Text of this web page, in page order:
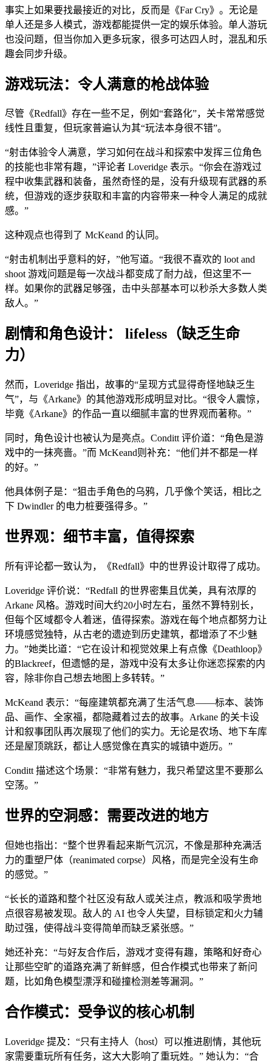
事实上如果要找最接近的对比，反而是《Far Cry》。无论是
单人还是多人模式，游戏都能提供一定的娱乐体验。单人游玩
也没问题，但当你加入更多玩家，很多可达四人时，混乱和乐
趣会同步升级。
游戏玩法：令人满意的枪战体验
尽管《Redfall》存在一些不足，例如“套路化”，关卡常常感觉
线性且重复，但玩家普遍认为其“玩法本身很不错”。
“射击体验令人满意，学习如何在战斗和探索中发挥三位角色
的技能也非常有趣，”评论者 Loveridge 表示。“你会在游戏过
程中收集武器和装备，虽然奇怪的是，没有升级现有武器的系
统，但游戏的逐步获取和丰富的内容带来一种令人满足的成就
感。”
这种观点也得到了 McKeand 的认同。
“射击机制出乎意料的好，”他写道。“我很不喜欢的 loot and
shoot 游戏问题是每一次战斗都变成了耐力战，但这里不一
样。如果你的武器足够强，击中头部基本可以秒杀大多数人类
敌人。”
剧情和角色设计： lifeless（缺乏生命
力）
然而，Loveridge 指出，故事的“呈现方式显得奇怪地缺乏生
气”，与《Arkane》的其他游戏形成明显对比。“很令人震惊，
毕竟《Arkane》的作品一直以细腻丰富的世界观而著称。”
同时，角色设计也被认为是亮点。Conditt 评价道：“角色是游
戏中的一抹亮啬。”而 McKeand则补充：“他们并不都是一样
的好。”
他具体例子是：“狙击手角色的乌鸦，几乎像个笑话，相比之
下 Dwindler 的电力桩要强得多。”
世界观：细节丰富，值得探索
所有评论都一致认为，《Redfall》中的世界设计取得了成功。
Loveridge 评价说：“Redfall 的世界密集且优美，具有浓厚的
Arkane 风格。游戏时间大约20小时左右，虽然不算特别长，
但每个区域都令人着迷，值得探索。游戏在每个地点都努力让
环境感觉独特，从古老的遗迹到历史建筑，都增添了不少魅
力。”她类比道：“它在设计和视觉效果上有点像《Deathloop》
的Blackreef，但遗憾的是，游戏中没有太多让你迷恋探索的内
容，除非你自己想去地图上多转转。”
McKeand 表示：“每座建筑都充满了生活气息——标本、装饰
品、画作、全家福，都隐藏着过去的故事。Arkane 的关卡设
计和叙事团队再次展现了他们的实力。无论是农场、地下车库
还是屋顶跳跃，都让人感觉像在真实的城镇中遊历。”
Conditt 描述这个场景：“非常有魅力，我只希望这里不要那么
空荡。”
世界的空洞感：需要改进的地方
但她也指出：“整个世界看起来斯气沉沉，不像是那种充满活
力的重塑尸体（reanimated corpse）风格，而是完全没有生命
的感觉。”
“长长的道路和整个社区没有敌人或关注点，教派和吸学贵地
点很容易被发现。敌人的 AI 也令人失望，目标锁定和火力辅
助过强，使得战斗变得简单而缺乏紧张感。”
她还补充：“与好友合作后，游戏才变得有趣，策略和好奇心
让那些空旷的道路充满了新鲜感，但合作模式也带来了新问
题，比如角色模型漂浮和碰撞检测差等漏洞。”
合作模式：受争议的核心机制
Loveridge 提及：“只有主持人（host）可以推进剧情，其他玩
家需要重玩所有任务，这大大影响了重玩姓。” 她认为：“合